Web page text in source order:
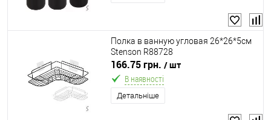
Полка в ванную угловая 26*26*5см
Stenson R88728
166.75 грн. / шт
В наявності
Детальніше